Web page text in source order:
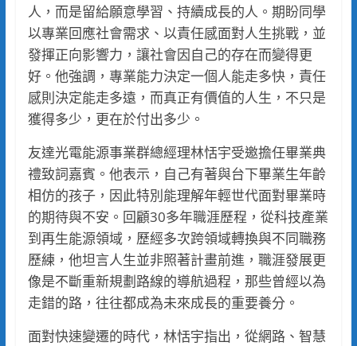
人，而是留給願意學習、持續成長的人。期盼同學
以專業回應社會需求、以責任感面對人生挑戰，並
發揮正向影響力，讓社會因自己的存在而變得更
好。他強調，專業能力決定一個人能走多快，責任
感則決定能走多遠，而真正有價值的人生，不只是
獲得多少，更在於付出多少。
友達光電能源事業群總經理林恬宇受邀擔任畢業典
禮致詞嘉賓。他表示，自己有著與台下畢業生年齡
相仿的孩子，因此特別能理解年輕世代面對畢業時
的期待與不安。回顧30多年職涯歷程，從科技產業
到再生能源領域，歷經多次跨領域轉換與不同職務
歷練，他坦言人生並非照著計畫前進，職涯發展更
像是不斷重新規劃路線的導航過程，那些曾經以為
走錯的路，往往都成為未來成長的重要養分。
面對快速變遷的時代，林恬宇指出，從網路、智慧